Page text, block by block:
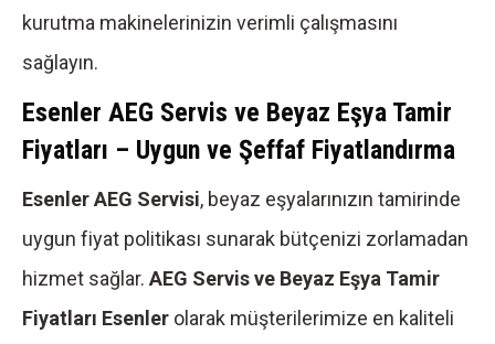
kurutma makinelerinizin verimli çalışmasını
sağlayın.
Esenler AEG Servis ve Beyaz Eşya Tamir
Fiyatları – Uygun ve Şeffaf Fiyatlandırma
Esenler AEG Servisi, beyaz eşyalarınızın tamirinde
uygun fiyat politikası sunarak bütçenizi zorlamadan
hizmet sağlar. AEG Servis ve Beyaz Eşya Tamir
Fiyatları Esenler olarak müşterilerimize en kaliteli